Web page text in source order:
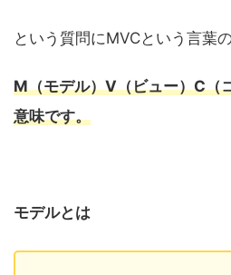
という質問にMVCという言葉
M（モデル）V（ビュー）C（
意味です。
モデルとは